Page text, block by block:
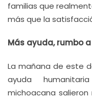
familias que
más que la
Más ayuda, rumbo
La mañana de este
ayuda
michoacana